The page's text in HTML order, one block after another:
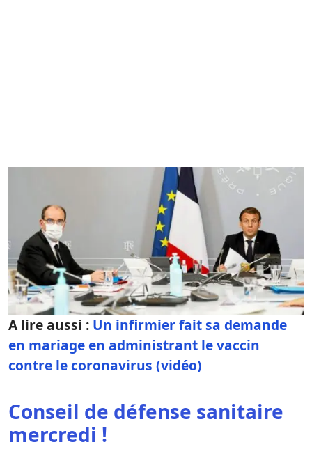
A lire aussi : Un infirmier fait sa demande
en mariage en administrant le vaccin
contre le coronavirus (vidéo)
Conseil de défense sanitaire
mercredi !